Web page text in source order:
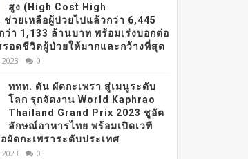
สูง (High Cost High
วยเหลือผู้ป่วยไปแล้วกว่า 6,445
ว่า 1,133 ล้านบาท พร้อมเร่งบอกต่อ
รอดชีวิตผู้ป่วยให้มากและกว้างที่สุด
0
ททท. ดัน ผัดกะเพรา สู่เมนูระดับ
โลก รุกจัดงาน World Kaphrao
Thailand Grand Prix 2023 ชูอัต
ลักษณ์อาหารไทย พร้อมเปิดเวที
ผัดกะเพราระดับประเทศ
0